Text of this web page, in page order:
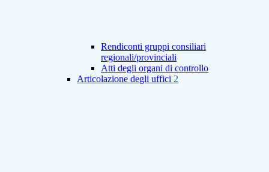
Rendiconti gruppi consiliari
regionali/provinciali
Atti degli organi di controllo
Articolazione degli uffici 2